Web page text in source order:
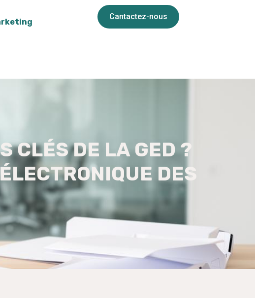
Cantactez-nous
CLÉS DE LA GED ?
DES